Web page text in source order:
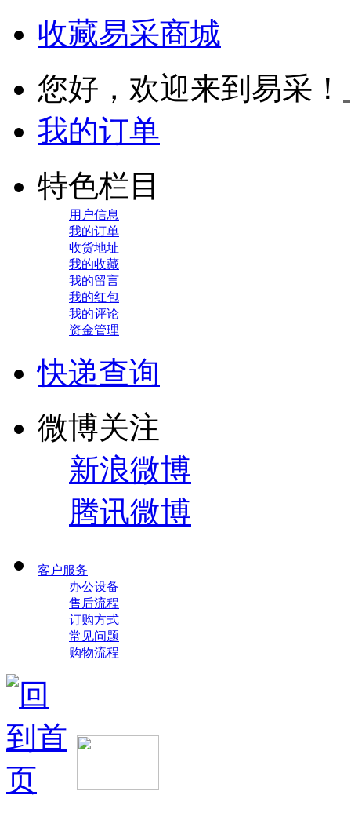
收藏易采商城
您好，欢迎来到易采！
我的订单
特色栏目
用户信息
我的订单
收货地址
我的收藏
我的留言
我的红包
我的评论
资金管理
快递查询
微博关注
新浪微博
腾讯微博
客户服务
办公设备
售后流程
订购方式
常见问题
购物流程